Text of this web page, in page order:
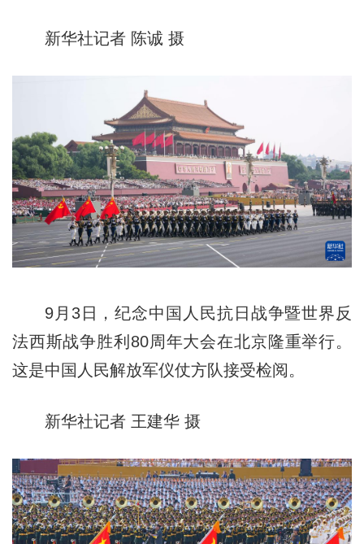
新华社记者 陈诚 摄
9月3日，纪念中国人民抗日战争暨世界反
法西斯战争胜利80周年大会在北京隆重举行。
这是中国人民解放军仪仗方队接受检阅。
新华社记者 王建华 摄